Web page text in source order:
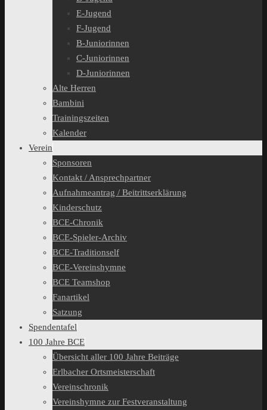
E-Jugend
F-Jugend
B-Juniorinnen
C-Juniorinnen
D-Juniorinnen
Alte Herren
Bambini
Trainingszeiten
Kalender
Verein
Sponsoren
Kontakt / Ansprechpartner
Aufnahmeantrag / Beitrittserklärung
Kinderschutz
BCE-Chronik
BCE-Spieler-Archiv
BCE-Traditionself
BCE-Vereinshymne
BCE Teamshop
Fanartikel
Satzung
Spendentafel
100 Jahre BCE
Übersicht aller 100 Jahre Beiträge
Erlbacher Ortsmeisterschaft
Vereinschronik
Vereinshymne zur Festveranstaltung